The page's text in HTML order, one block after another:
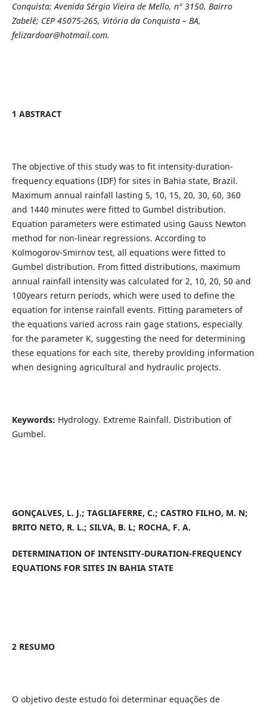
Conquista; Avenida Sérgio Vieira de Mello, n° 3150, Bairro
Zabelê; CEP 45075-265, Vitória da Conquista – BA,
felizardoar@hotmail.com.
1 ABSTRACT
The objective of this study was to fit intensity-duration-
frequency equations (IDF) for sites in Bahia state, Brazil.
Maximum annual rainfall lasting 5, 10, 15, 20, 30, 60, 360
and 1440 minutes were fitted to Gumbel distribution.
Equation parameters were estimated using Gauss Newton
method for non-linear regressions. According to
Kolmogorov-Smirnov test, all equations were fitted to
Gumbel distribution. From fitted distributions, maximum
annual rainfall intensity was calculated for 2, 10, 20, 50 and
100years return periods, which were used to define the
equation for intense rainfall events. Fitting parameters of
the equations varied across rain gage stations, especially
for the parameter K, suggesting the need for determining
these equations for each site, thereby providing information
when designing agricultural and hydraulic projects.
Keywords: Hydrology. Extreme Rainfall. Distribution of
Gumbel.
GONÇALVES, L. J.; TAGLIAFERRE, C.; CASTRO FILHO, M. N;
BRITO NETO, R. L.; SILVA, B. L; ROCHA, F. A.
DETERMINATION OF INTENSITY-DURATION-FREQUENCY
EQUATIONS FOR SITES IN BAHIA STATE
2 RESUMO
O objetivo deste estudo foi determinar equações de